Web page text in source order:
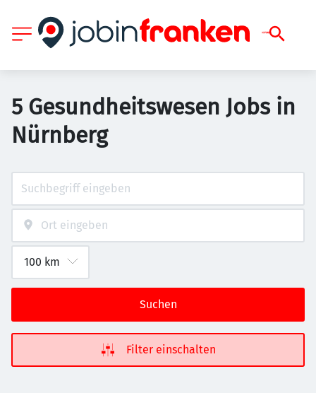
5 Gesundheitswesen Jobs in
Nürnberg
Suchen
Filter einschalten